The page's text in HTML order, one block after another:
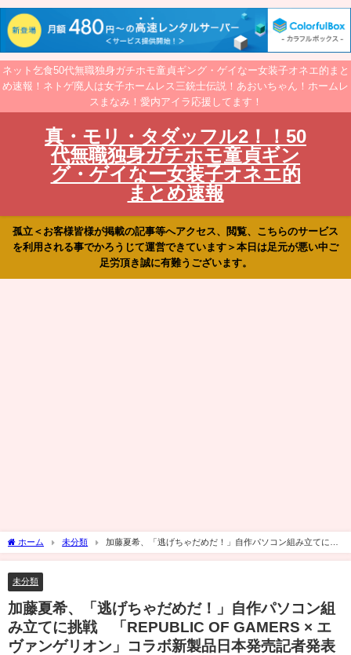
ネット乞食50代無職独身ガチホモ童貞ギング・ゲイなー女装子オネエ的まと
め速報！ネトゲ廃人は女子ホームレス三銃士伝説！あおいちゃん！ホームレ
スまなみ！愛内アイラ応援してます！
真・モリ・タダッフル2！！50
代無職独身ガチホモ童貞ギン
グ・ゲイなー女装子オネエ的
まとめ速報
孤立＜お客様皆様が掲載の記事等へアクセス、閲覧、こちらのサービス
を利用される事でかろうじて運営できています＞本日は足元が悪い中ご
足労頂き誠に有難うございます。
ホーム 未分類
加藤夏希、「逃げちゃだめだ！」自作パソコン組み立てに挑
戦 「REPUBLIC OF GAMERS × エヴァンゲリオン」コラボ新製品日本発売記者発表
未分類
加藤夏希、「逃げちゃだめだ！」自作パソコン組
み立てに挑戦 「REPUBLIC OF GAMERS × エ
ヴァンゲリオン」コラボ新製品日本発売記者発表